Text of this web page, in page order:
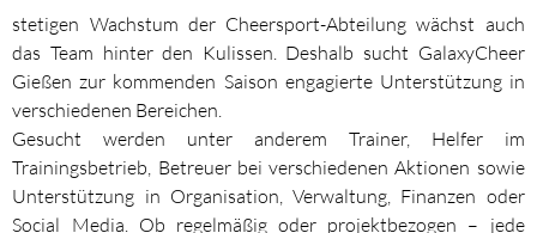
stetigen Wachstum der Cheersport-Abteilung wächst auch
das Team hinter den Kulissen. Deshalb sucht GalaxyCheer
Gießen zur kommenden Saison engagierte Unterstützung in
verschiedenen Bereichen.
Gesucht werden unter anderem Trainer, Helfer im
Trainingsbetrieb, Betreuer bei verschiedenen Aktionen sowie
Unterstützung in Organisation, Verwaltung, Finanzen oder
Social Media. Ob regelmäßig oder projektbezogen – jede